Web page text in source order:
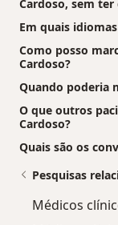
Cardoso, sem
Em quais
Como posso
Cardoso?
Quando poderia
O que outros
Cardoso?
Quais são os
Pesquisas
Médicos